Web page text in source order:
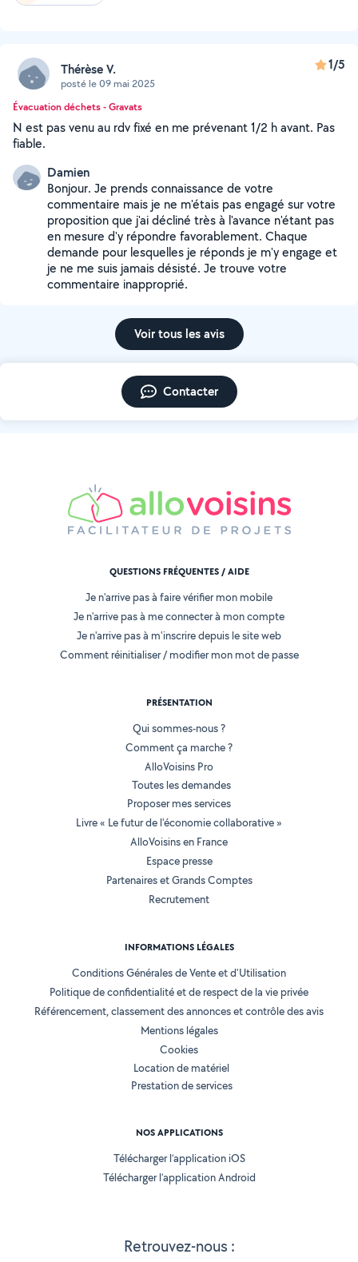
Thérèse V.
posté le 09 mai 2025
1/5
Évacuation déchets - Gravats
N est pas venu au rdv fixé en me prévenant 1/2 h avant. Pas
fiable.
Damien
Bonjour. Je prends connaissance de votre
commentaire mais je ne m'étais pas engagé sur votre
proposition que j'ai décliné très à l'avance n'étant pas
en mesure d'y répondre favorablement. Chaque
demande pour lesquelles je réponds je m'y engage et
je ne me suis jamais désisté. Je trouve votre
commentaire inapproprié.
Voir tous les avis
Contacter
Retrouvez-nous :
QUESTIONS FRÉQUENTES / AIDE
Je n'arrive pas à faire vérifier mon mobile
Je n'arrive pas à me connecter à mon compte
Je n'arrive pas à m'inscrire depuis le site web
Comment réinitialiser / modifier mon mot de passe
PRÉSENTATION
Qui sommes-nous ?
Comment ça marche ?
AlloVoisins Pro
Toutes les demandes
Proposer mes services
Livre « Le futur de l'économie collaborative »
AlloVoisins en France
Espace presse
Partenaires et Grands Comptes
Recrutement
INFORMATIONS LÉGALES
Conditions Générales de Vente et d'Utilisation
Politique de confidentialité et de respect de la vie privée
Référencement, classement des annonces et contrôle des avis
Mentions légales
Cookies
Location de matériel
Prestation de services
NOS APPLICATIONS
Télécharger l’application iOS
Télécharger l’application Android